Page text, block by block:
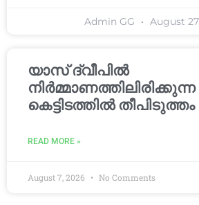
Admin GG August
യാസ് ദ്വീപിൽ
നിർമ്മാണത്തിലിരിക്കുന്ന
കെട്ടിടത്തിൽ തീപിടുത്തം
READ MORE »
August 7, 2026 No Comments